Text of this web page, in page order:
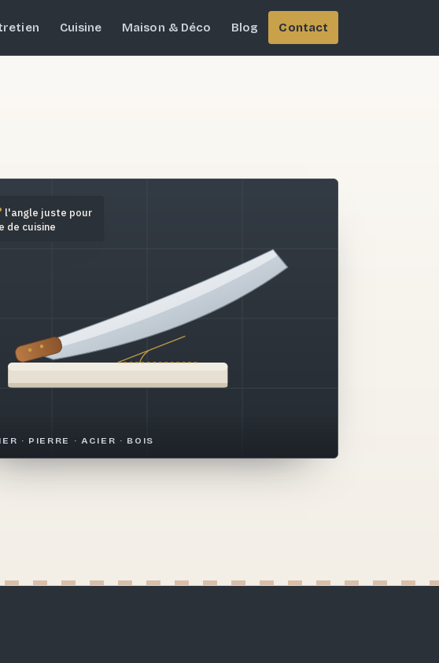
Cuisine Maison & Déco Blog Contact
· PIERRE · ACIER · BOIS
l'angle juste pour
de cuisine